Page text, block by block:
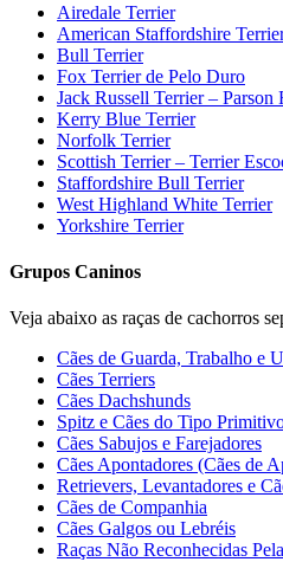
Airedale Terrier
American Staffordshire
Bull Terrier
Fox Terrier de Pelo Duro
Jack Russell Terrier – Parson
Kerry Blue Terrier
Norfolk Terrier
Scottish Terrier – Terrier
Staffordshire Bull Terrier
West Highland White Terrier
Yorkshire Terrier
Grupos Caninos
Veja abaixo as raças de cachorros
Cães de Guarda, Trabalho e
Cães Terriers
Cães Dachshunds
Spitz e Cães do Tipo
Cães Sabujos e Farejadores
Cães Apontadores (Cães de
Retrievers, Levantadores e
Cães de Companhia
Cães Galgos ou Lebréis
Raças Não Reconhecidas